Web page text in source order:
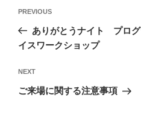
ナ
ゲ
ー
Previous
Post
PREVIOUS
ありがとうナイト プロ
イスワークショップ
Next
Post
NEXT
ご来場に関する注意事項